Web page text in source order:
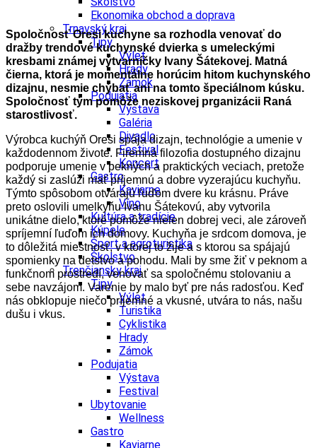
Ekonomika obchod a doprava
Trnavský kraj
Tipy
Výlet
Hrady
Zámok
Podujatia
Výstava
Galéria
Divadlo
Festival
Koncert
Gastro
Kaviarne
Víno
Kultúra a tradície
Kúpele
Šport a agroturistika
Školstvo
Trenčiansky kraj
Tipy
Výlet
Turistika
Cyklistika
Hrady
Zámok
Podujatia
Výstava
Festival
Ubytovanie
Wellness
Gastro
Kaviarne
Spoločnosť Oresi kuchyne sa rozhodla venovať do
dražby trendové kuchynské dvierka s umeleckými
kresbami známej výtvarníčky Ivany Šátekovej. Matná
čierna, ktorá je momentálne horúcim hitom kuchynského
dizajnu, nesmie chýbať ani na tomto špeciálnom kúsku.
Spoločnosť tým pomôže neziskovej prganizácii Raná
starostlivosť.
Výrobca kuchýň Oresi spája dizajn, technológie a umenie v
každodennom živote. Firemná filozofia dostupného dizajnu
podporuje umenie v pekných a praktických veciach, pretože
každý si zaslúži mať príjemnú a dobre vyzerajúcu kuchyňu.
Týmto spôsobom otvárajú ľuďom dvere ku krásnu. Práve
preto oslovili umelkyňu Ivanu Šátekovú, aby vytvorila
unikátne dielo, ktoré pomôže nielen dobrej veci, ale zároveň
spríjemní ľuďom ich domovy. Kuchyňa je srdcom domova, je
to dôležitá miestnosť, v ktorej to žije a s ktorou sa spájajú
spomienky na detstvo a pohodu. Mali by sme žiť v peknom a
funkčnom prostredí, venovať sa spoločnému stolovaniu a
sebe navzájom. Varenie by malo byť pre nás radosťou. Keď
nás obklopuje niečo príjemné a vkusné, utvára to nás, našu
dušu i vkus.